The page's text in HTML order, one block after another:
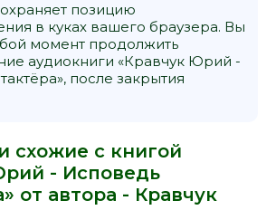
позицию
в куках вашего браузера. Вы
момент продолжить
аудиокниги «Кравчук Юрий -
после закрытия
схожие с книгой
- Исповедь
от автора - Кравчук